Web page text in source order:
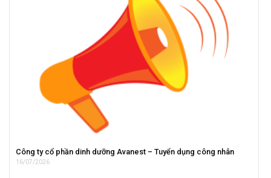
Công ty cổ phần dinh dưỡng Avanest – Tuyển dụng công nhân
16/07/2026